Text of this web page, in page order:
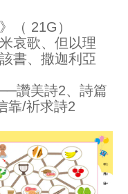
（ 21G）
哀歌、但以理
書、撒迦利亞
讚美詩2、詩篇
靠/祈求詩2